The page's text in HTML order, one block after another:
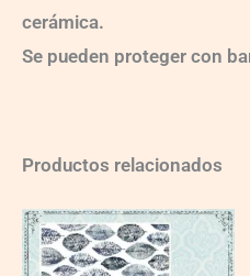
cerámica.
Se pueden proteger con
Productos relacionados
VG021
quantity